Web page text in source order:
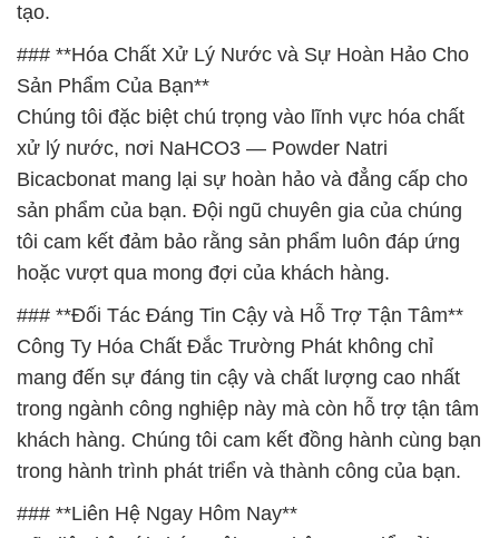
tạo.
### **Hóa Chất Xử Lý Nước và Sự Hoàn Hảo Cho
Sản Phẩm Của Bạn**
Chúng tôi đặc biệt chú trọng vào lĩnh vực hóa chất
xử lý nước, nơi NaHCO3 — Powder Natri
Bicacbonat mang lại sự hoàn hảo và đẳng cấp cho
sản phẩm của bạn. Đội ngũ chuyên gia của chúng
tôi cam kết đảm bảo rằng sản phẩm luôn đáp ứng
hoặc vượt qua mong đợi của khách hàng.
### **Đối Tác Đáng Tin Cậy và Hỗ Trợ Tận Tâm**
Công Ty Hóa Chất Đắc Trường Phát không chỉ
mang đến sự đáng tin cậy và chất lượng cao nhất
trong ngành công nghiệp này mà còn hỗ trợ tận tâm
khách hàng. Chúng tôi cam kết đồng hành cùng bạn
trong hành trình phát triển và thành công của bạn.
### **Liên Hệ Ngay Hôm Nay**